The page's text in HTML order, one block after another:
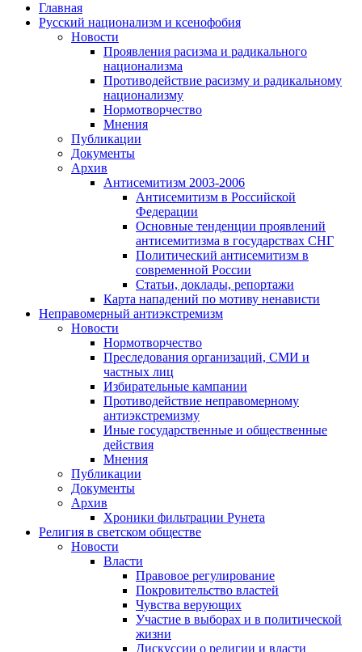
Главная
Русский национализм и ксенофобия
Новости
Проявления расизма и радикального
национализма
Противодействие расизму и радикальному
национализму
Нормотворчество
Мнения
Публикации
Документы
Архив
Антисемитизм 2003-2006
Антисемитизм в Российской
Федерации
Основные тенденции проявлений
антисемитизма в государствах СНГ
Политический антисемитизм в
современной России
Статьи, доклады, репортажи
Карта нападений по мотиву ненависти
Неправомерный антиэкстремизм
Новости
Нормотворчество
Преследования организаций, СМИ и
частных лиц
Избирательные кампании
Противодействие неправомерному
антиэкстремизму
Иные государственные и общественные
действия
Мнения
Публикации
Документы
Архив
Хроники фильтрации Рунета
Религия в светском обществе
Новости
Власти
Правовое регулирование
Покровительство властей
Чувства верующих
Участие в выборах и в политической
жизни
Дискуссии о религии и власти